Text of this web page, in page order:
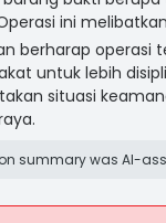
ini
berharap operasi
untuk lebih
situasi
summary was AI-